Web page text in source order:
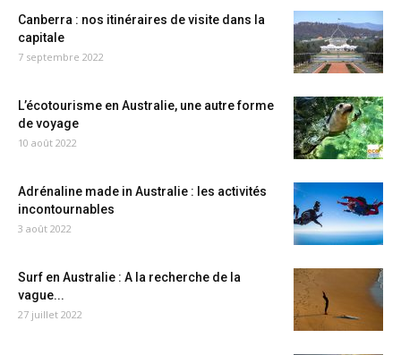
Canberra : nos itinéraires de visite dans la
capitale
7 septembre 2022
L’écotourisme en Australie, une autre forme
de voyage
10 août 2022
Adrénaline made in Australie : les activités
incontournables
3 août 2022
Surf en Australie : A la recherche de la
vague...
27 juillet 2022